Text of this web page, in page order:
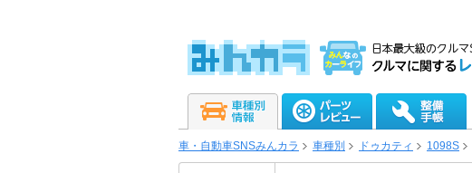
車・自動車SNSみんカラ 車種別 ドゥカティ 1098S